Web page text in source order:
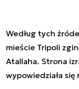
Według tych
mieście Tripoli
Atallaha. Strona
wypowiedziała